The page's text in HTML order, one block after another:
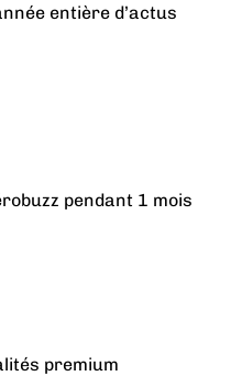
entière d’actus
pendant 1 mois
premium